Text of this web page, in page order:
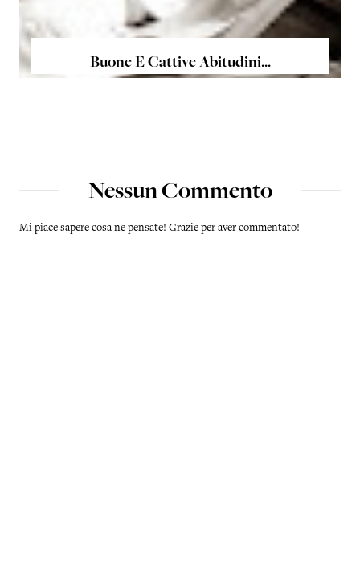
Buone E Cattive Abitudini...
Nessun Commento
Mi piace sapere cosa ne pensate! Grazie per aver commentato!